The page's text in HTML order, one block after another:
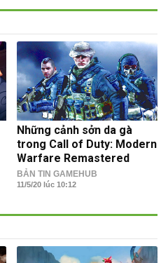
Những cảnh sởn da gà
trong Call of Duty: Modern
Warfare Remastered
BẢN TIN GAMEHUB
11/5/20 lúc 10:12